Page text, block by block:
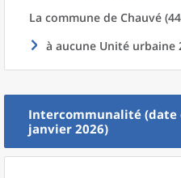
La commune de Chauvé
à aucune Unité urbaine
Intercommunalité (date
janvier 2026)